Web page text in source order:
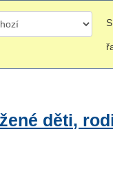
děti,